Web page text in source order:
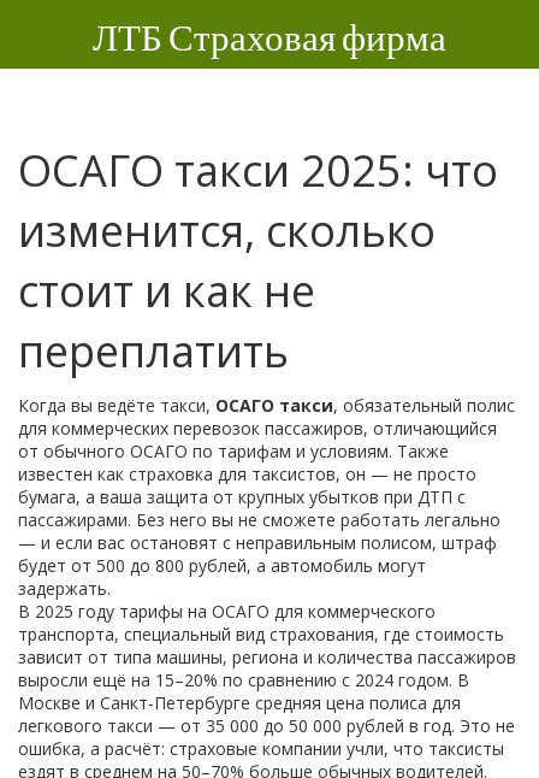
ЛТБ Страховая фирма
ОСАГО такси 2025: что
изменится, сколько
стоит и как не
переплатить
Когда вы ведёте такси, ОСАГО такси, обязательный полис
для коммерческих перевозок пассажиров, отличающийся
от обычного ОСАГО по тарифам и условиям. Также
известен как страховка для таксистов, он — не просто
бумага, а ваша защита от крупных убытков при ДТП с
пассажирами. Без него вы не сможете работать легально
— и если вас остановят с неправильным полисом, штраф
будет от 500 до 800 рублей, а автомобиль могут
задержать.
В 2025 году тарифы на ОСАГО для коммерческого
транспорта, специальный вид страхования, где стоимость
зависит от типа машины, региона и количества пассажиров
выросли ещё на 15–20% по сравнению с 2024 годом. В
Москве и Санкт-Петербурге средняя цена полиса для
легкового такси — от 35 000 до 50 000 рублей в год. Это не
ошибка, а расчёт: страховые компании учли, что таксисты
ездят в среднем на 50–70% больше обычных водителей.